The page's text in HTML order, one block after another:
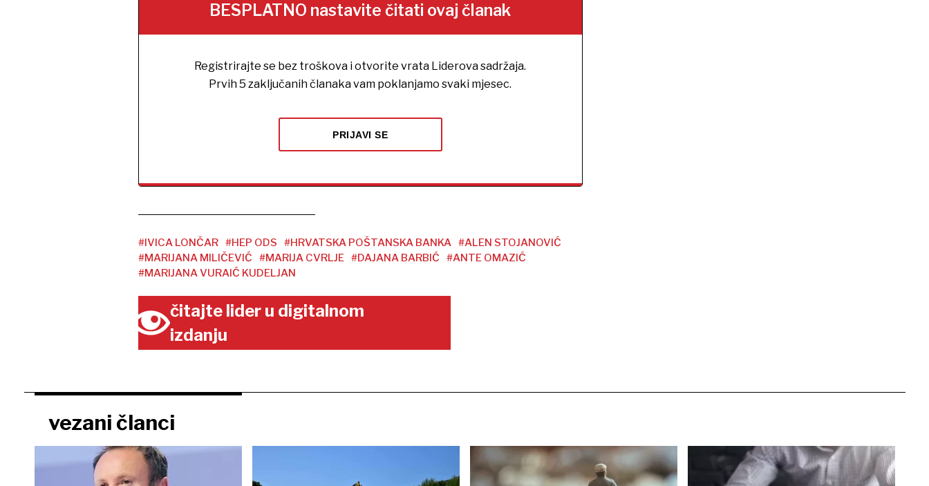
BESPLATNO nastavite čitati ovaj članak
Registrirajte se bez troškova i otvorite vrata Liderova sadržaja.
Prvih 5 zaključanih članaka vam poklanjamo svaki mjesec.
PRIJAVI SE
#IVICA LONČAR #HEP ODS #HRVATSKA POŠTANSKA BANKA #ALEN STOJANOVIĆ
#MARIJANA MILIČEVIĆ
#MARIJA CVRLJE #DAJANA BARBIĆ
#ANTE OMAZIĆ
#MARIJANA VURAIĆ KUDELJAN
čitajte lider u digitalnom
izdanju
vezani članci